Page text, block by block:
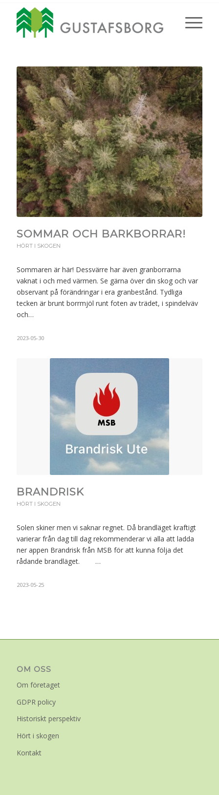
SOMMAR OCH BARKBORRAR!
HÖRT I SKOGEN
Sommaren är här! Dessvärre har även granborrarna
vaknat i och med värmen. Se gärna över din skog och var
observant på förändringar i era granbestånd. Tydliga
tecken är brunt borrmjöl runt foten av trädet, i spindelväv
och…
2023-05-30
BRANDRISK
HÖRT I SKOGEN
Solen skiner men vi saknar regnet. Då brandläget kraftigt
varierar från dag till dag rekommenderar vi alla att ladda
ner appen Brandrisk från MSB för att kunna följa det
rådande brandläget. …
2023-05-25
OM OSS
Om företaget
GDPR policy
Historiskt perspektiv
Hört i skogen
Kontakt